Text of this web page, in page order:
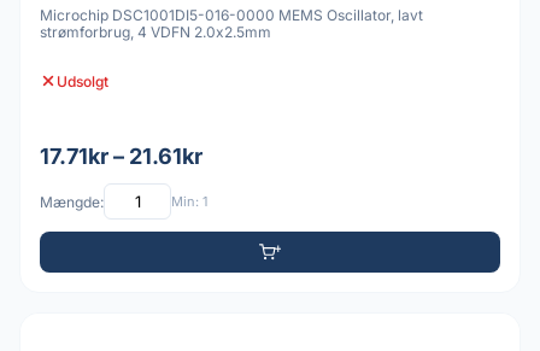
Microchip DSC1001DI5-016-0000 MEMS Oscillator, lavt
strømforbrug, 4 VDFN 2.0x2.5mm
Udsolgt
17.71kr – 21.61kr
Mængde: Min: 1